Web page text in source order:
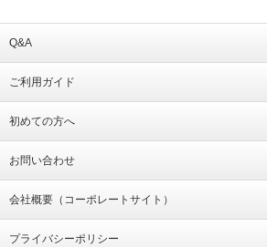
Q&A
ご利用ガイド
初めての方へ
お問い合わせ
会社概要（コーポレートサイト）
プライバシーポリシー